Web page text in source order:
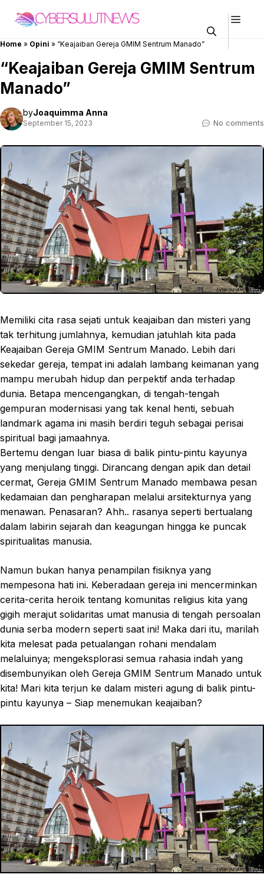
Home » Opini » “Keajaiban Gereja GMIM Sentrum Manado”
“Keajaiban Gereja GMIM Sentrum
Manado”
byJoaquimma Anna
September 15, 2023 No comments
Memiliki cita rasa sejati untuk keajaiban dan misteri yang
tak terhitung jumlahnya, kemudian jatuhlah kita pada
Keajaiban Gereja GMIM Sentrum Manado. Lebih dari
sekedar gereja, tempat ini adalah lambang keimanan yang
mampu merubah hidup dan perpektif anda terhadap
dunia. Betapa mencengangkan, di tengah-tengah
gempuran modernisasi yang tak kenal henti, sebuah
landmark agama ini masih berdiri teguh sebagai perisai
spiritual bagi jamaahnya.
Bertemu dengan luar biasa di balik pintu-pintu kayunya
yang menjulang tinggi. Dirancang dengan apik dan detail
cermat, Gereja GMIM Sentrum Manado membawa pesan
kedamaian dan pengharapan melalui arsitekturnya yang
menawan. Penasaran? Ahh.. rasanya seperti bertualang
dalam labirin sejarah dan keagungan hingga ke puncak
spiritualitas manusia.
Namun bukan hanya penampilan fisiknya yang
mempesona hati ini. Keberadaan gereja ini mencerminkan
cerita-cerita heroik tentang komunitas religius kita yang
gigih merajut solidaritas umat manusia di tengah persoalan
dunia serba modern seperti saat ini! Maka dari itu, marilah
kita melesat pada petualangan rohani mendalam
melaluinya; mengeksplorasi semua rahasia indah yang
disembunyikan oleh Gereja GMIM Sentrum Manado untuk
kita! Mari kita terjun ke dalam misteri agung di balik pintu-
pintu kayunya – Siap menemukan keajaiban?